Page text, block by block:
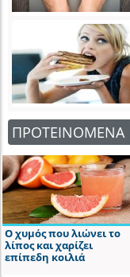
ΠΡΟΤΕΙΝΟΜΕΝΑ
Ο χυμός που λιώνει το
λίπος και χαρίζει
επίπεδη κοιλιά